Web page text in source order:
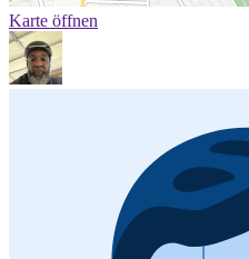
Karte öffnen